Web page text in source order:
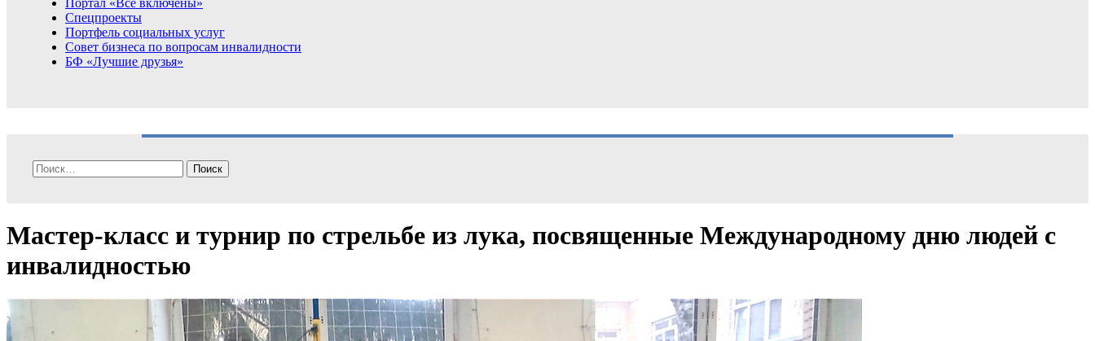
Портал «Все включены»
Спецпроекты
Портфель социальных услуг
Совет бизнеса по вопросам инвалидности
БФ «Лучшие друзья»
Найти:
Мастер-класс и турнир по стрельбе из лука, посвященные Международному дню людей с
инвалидностью